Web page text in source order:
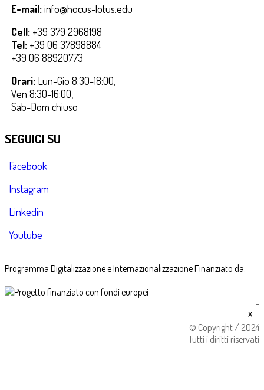
x
E-mail:info@hocus-lotus.edu
Cell: +39 379 2968198
Tel: +39 06 37898884
+39 06 88920773
Orari: Lun-Gio 8:30-18:00,
Ven 8:30-16:00,
Sab-Dom chiuso
SEGUICI SU
Facebook
Instagram
Linkedin
Youtube
Programma Digitalizzazione e Internazionalizzazione Finanziato da:
-
© Copyright / 2024
Tutti i diritti riservati